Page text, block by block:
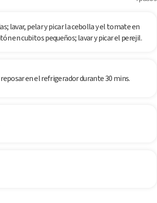
lavar, pelar y picar la cebolla y el tomate en
en cubitos pequeños; lavar y picar el perejil.
en el refrigerador durante 30 mins.